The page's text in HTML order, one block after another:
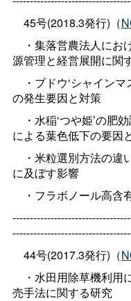
45号(2018.3発行)（
・集落営農法人にお
源管理と経営展開に関
・ブドウ‘シャインマ
の発生要因と対策
・水稲‘つや姫’の肥
による葉色低下の要因
・米粒選別方法の違
に及ぼす影響
・フラボノール高含
44号(2017.3発行)（
・水田用除草機利用
売手法に関する研究